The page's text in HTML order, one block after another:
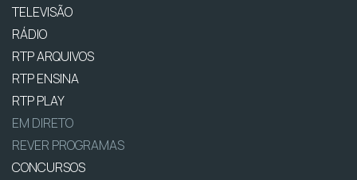
TELEVISÃO
RÁDIO
RTP ARQUIVOS
RTP ENSINA
RTP PLAY
EM DIRETO
REVER PROGRAMAS
CONCURSOS